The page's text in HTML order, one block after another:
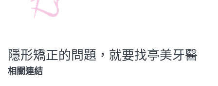
隱形矯正的問題，就要找亭美牙醫
相關連結